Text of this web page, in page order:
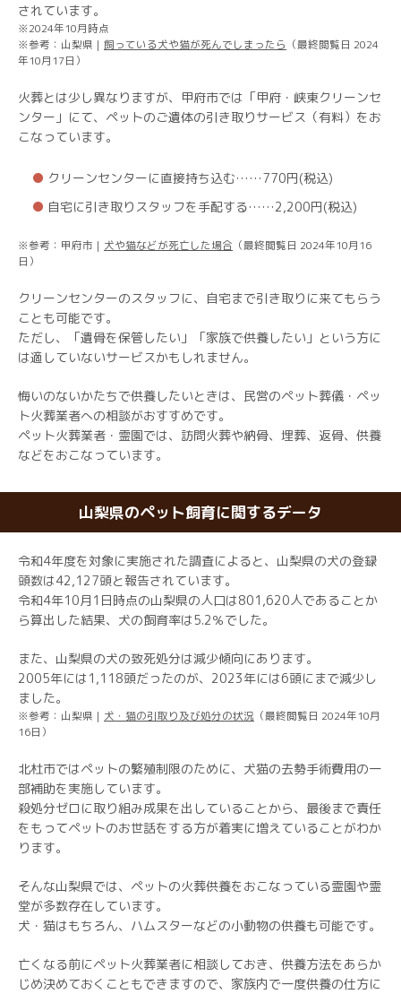
されています。
※2024年10月時点
※参考：山梨県｜ 飼っている犬や猫が死んでしまったら （最終閲覧日 2024
年10月17日）
火葬とは少し異なりますが、甲府市では「甲府・峡東クリーンセ
ンター」にて、ペットのご遺体の引き取りサービス（有料）をお
こなっています。
クリーンセンターに直接持ち込む……770円(税込)
自宅に引き取りスタッフを手配する……2,200円(税込)
※参考：甲府市｜ 犬や猫などが死亡した場合 （最終閲覧日 2024年10月16
日）
クリーンセンターのスタッフに、自宅まで引き取りに来てもらう
ことも可能です。
ただし、「遺骨を保管したい」「家族で供養したい」という方に
は適していないサービスかもしれません。
悔いのないかたちで供養したいときは、民営のペット葬儀・ペッ
ト火葬業者への相談がおすすめです。
ペット火葬業者・霊園では、訪問火葬や納骨、埋葬、返骨、供養
などをおこなっています。
山梨県のペット飼育に関するデータ
令和4年度を対象に実施された調査によると、山梨県の犬の登録
頭数は42,127頭と報告されています。
令和4年10月1日時点の山梨県の人口は801,620人であることか
ら算出した結果、犬の飼育率は5.2％でした。
また、山梨県の犬の致死処分は減少傾向にあります。
2005年には1,118頭だったのが、2023年には6頭にまで減少し
ました。
※参考：山梨県｜ 犬・猫の引取り及び処分の状況 （最終閲覧日 2024年10月
16日）
北杜市ではペットの繁殖制限のために、犬猫の去勢手術費用の一
部補助を実施しています。
殺処分ゼロに取り組み成果を出していることから、最後まで責任
をもってペットのお世話をする方が着実に増えていることがわか
ります。
そんな山梨県では、ペットの火葬供養をおこなっている霊園や霊
堂が多数存在しています。
犬・猫はもちろん、ハムスターなどの小動物の供養も可能です。
亡くなる前にペット火葬業者に相談しておき、供養方法をあらか
じめ決めておくこともできますので、家族内で一度供養の仕方に